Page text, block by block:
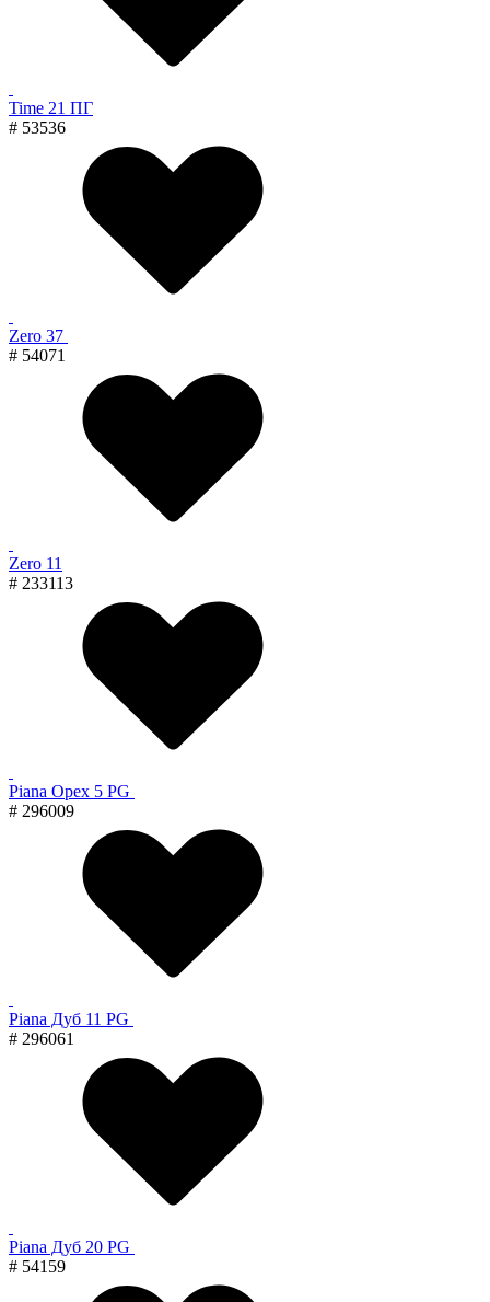
Time 21 ПГ
# 53536
Zero 37
# 54071
Zero 11
# 233113
Piana Орех 5 PG
# 296009
Piana Дуб 11 PG
# 296061
Piana Дуб 20 PG
# 54159